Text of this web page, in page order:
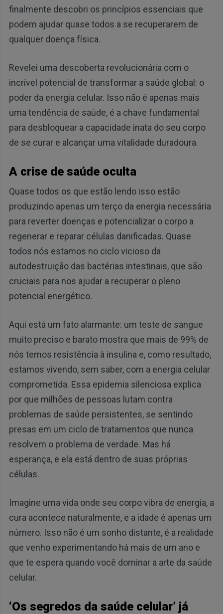
finalmente descobri os princípios essenciais que
podem ajudar quase todos a se recuperarem de
qualquer doença física.
Revelei uma descoberta revolucionária com o
incrível potencial de transformar a saúde global: o
poder da energia celular. Isso não é apenas mais
uma tendência de saúde, é a chave fundamental
para desbloquear a capacidade inata do seu corpo
de se curar e alcançar uma vitalidade duradoura.
A crise de saúde oculta
Quase todos os que estão lendo isso estão
produzindo apenas um terço da energia necessária
para reverter doenças e potencializar o corpo a
regenerar e reparar células danificadas. Quase
todos nós estamos no ciclo vicioso da
autodestruição das bactérias intestinais, que são
cruciais para nos ajudar a recuperar o pleno
potencial energético.
Aqui está um fato alarmante: um teste de sangue
muito preciso e barato mostra que mais de 99% de
nós temos resistência à insulina e, como resultado,
estamos vivendo, sem saber, com a energia celular
comprometida. Essa epidemia silenciosa explica
por que milhões de pessoas lutam contra
problemas de saúde persistentes, se sentindo
presas em um ciclo de tratamentos que nunca
resolvem o problema de verdade. Mas há
esperança, e ela está dentro de suas próprias
células.
Imagine uma vida onde seu corpo vibra de energia, a
cura acontece naturalmente, e a idade é apenas um
número. Isso não é um sonho distante, é a realidade
que venho experimentando há mais de um ano e
que te espera quando você dominar a arte da saúde
celular.
‘Os segredos da saúde celular’ já